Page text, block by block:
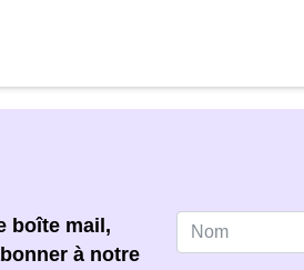
boîte mail,
à notre